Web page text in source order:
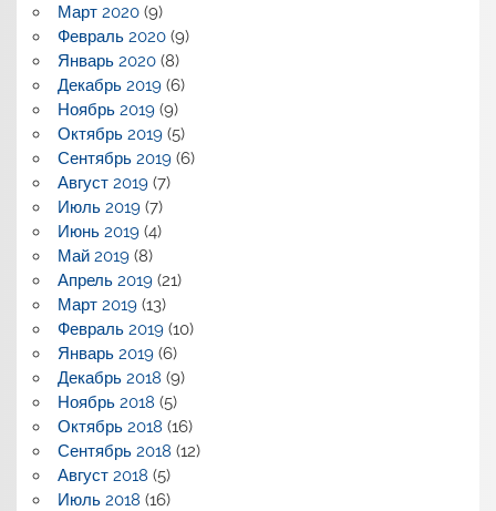
Март 2020(9)
Февраль 2020(9)
Январь 2020(8)
Декабрь 2019(6)
Ноябрь 2019(9)
Октябрь 2019(5)
Сентябрь 2019(6)
Август 2019(7)
Июль 2019(7)
Июнь 2019(4)
Май 2019(8)
Апрель 2019(21)
Март 2019(13)
Февраль 2019(10)
Январь 2019(6)
Декабрь 2018 (9)
Ноябрь 2018 (5)
Октябрь 2018 (16)
Сентябрь 2018 (12)
Август 2018 (5)
Июль 2018 (16)